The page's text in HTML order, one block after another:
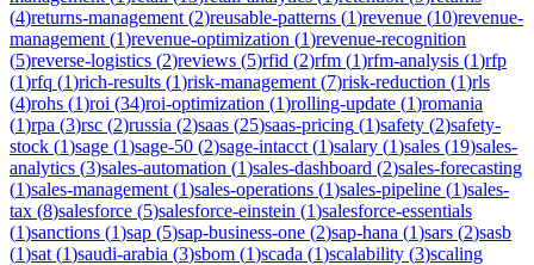
(4)returns-management (2)reusable-patterns (1)revenue (10)revenue-
management (1)revenue-optimization (1)revenue-recognition
(5)reverse-logistics (2)reviews (5)rfid (2)rfm (1)rfm-analysis (1)rfp
(1)rfq (1)rich-results (1)risk-management (7)risk-reduction (1)rls
(4)rohs (1)roi (34)roi-optimization (1)rolling-update (1)romania
(1)rpa (3)rsc (2)russia (2)saas (25)saas-pricing (1)safety (2)safety-
stock (1)sage (1)sage-50 (2)sage-intacct (1)salary (1)sales (19)sales-
analytics (3)sales-automation (1)sales-dashboard (2)sales-forecasting
(1)sales-management (1)sales-operations (1)sales-pipeline (1)sales-
tax (8)salesforce (5)salesforce-einstein (1)salesforce-essentials
(1)sanctions (1)sap (5)sap-business-one (2)sap-hana (1)sars (2)sasb
(1)sat (1)saudi-arabia (3)sbom (1)scada (1)scalability (3)scaling